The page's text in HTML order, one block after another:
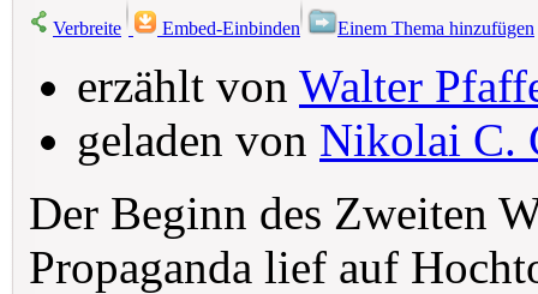
Verbreite Embed-Einbinden Einem Thema hinzufügen
erzählt von Walter
geladen von Nikolai C.
Der Beginn des Zweiten
Propaganda lief auf